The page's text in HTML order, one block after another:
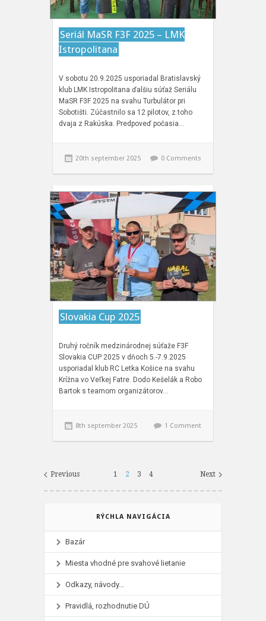
Seriál MaSR F3F 2025 – LMK
Istropolitana
V sobotu 20.9.2025 usporiadal Bratislavský
klub LMK Istropolitana ďalšiu súťaž Seriálu
MaSR F3F 2025 na svahu Turbulátor pri
Sobotišti. Zúčastnilo sa 12 pilotov, z toho
dvaja z Rakúska. Predpoveď počasia…
20th september 2025 0 Comments
Slovakia Cup 2025
Druhý ročník medzinárodnej súťaže F3F
Slovakia CUP 2025 v dňoch 5.-7.9.2025
usporiadal klub RC Letka Košice na svahu
Krížna vo Veľkej Fatre. Dodo Kešelák a Robo
Bartok s teamom organizátorov…
8th september 2025 1 Comment
Previous Next
1 2 3 4
RÝCHLA NAVIGÁCIA
Bazár
Miesta vhodné pre svahové lietanie
Odkazy, návody...
Pravidlá, rozhodnutie DÚ